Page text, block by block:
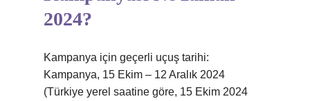
2024?
Kampanya için geçerli uçuş tarihi:
Kampanya, 15 Ekim – 12 Aralık 2024
(Türkiye yerel saatine göre, 15 Ekim 2024